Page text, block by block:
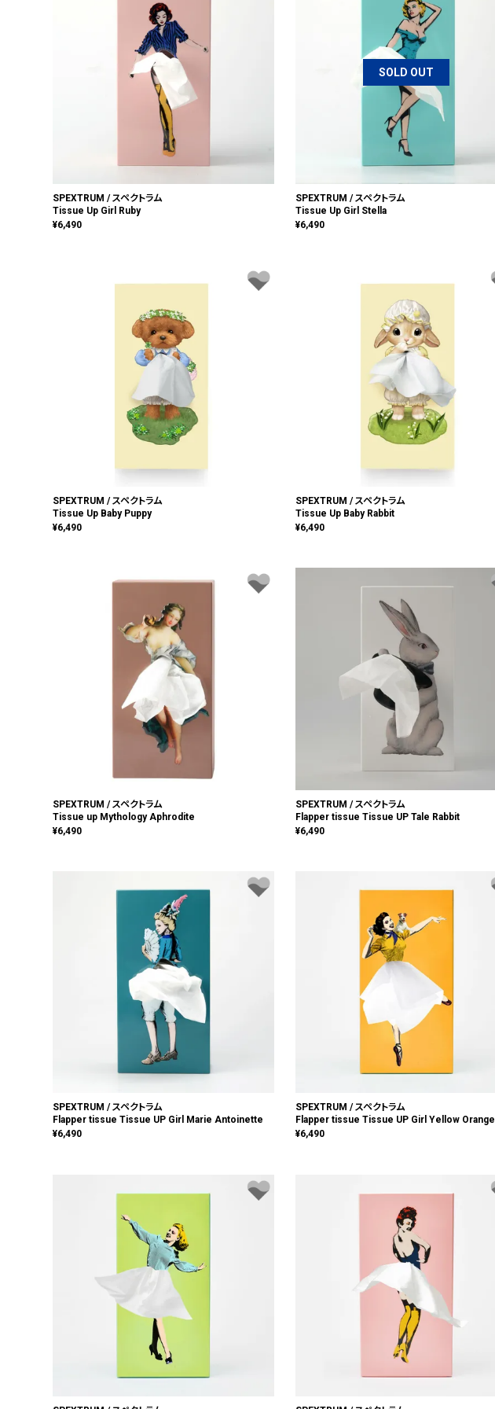
SPEXTRUM / スペクトラム
Tissue Up Girl Ruby
¥6,490
SOLD OUT
SPEXTRUM / スペクトラム
Tissue Up Girl Stella
¥6,490
SPEXTRUM / スペクトラム
Tissue Up Baby Puppy
¥6,490
SPEXTRUM / スペクトラム
Tissue Up Baby Rabbit
¥6,490
SPEXTRUM / スペクトラム
Tissue up Mythology Aphrodite
¥6,490
SPEXTRUM / スペクトラム
Flapper tissue Tissue UP Tale Rabbit
¥6,490
SPEXTRUM / スペクトラム
Flapper tissue Tissue UP Girl Marie Antoinette
¥6,490
SPEXTRUM / スペクトラム
Flapper tissue Tissue UP Girl Yellow Orange
¥6,490